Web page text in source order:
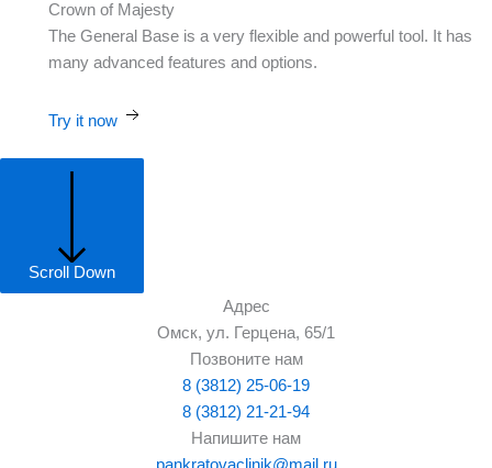
Crown of Majesty
The General Base is a very flexible and powerful tool. It has
many advanced features and options.
Try it now
Scroll Down
Адрес
Омск, ул. Герцена, 65/1
Позвоните нам
8 (3812) 25-06-19
8 (3812) 21-21-94
Напишите нам
pankratovaclinik@mail.ru